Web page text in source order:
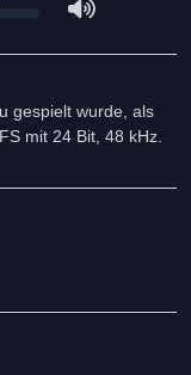
gespielt wurde, als
mit 24 Bit, 48 kHz.